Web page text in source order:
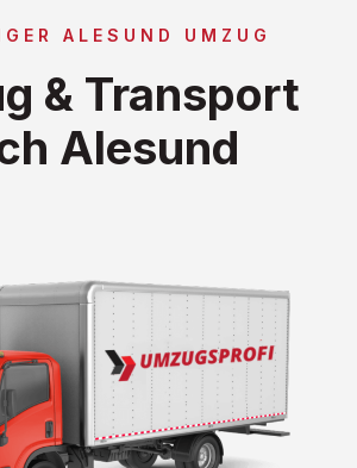
ALESUND UMZUG
& Transport
Alesund